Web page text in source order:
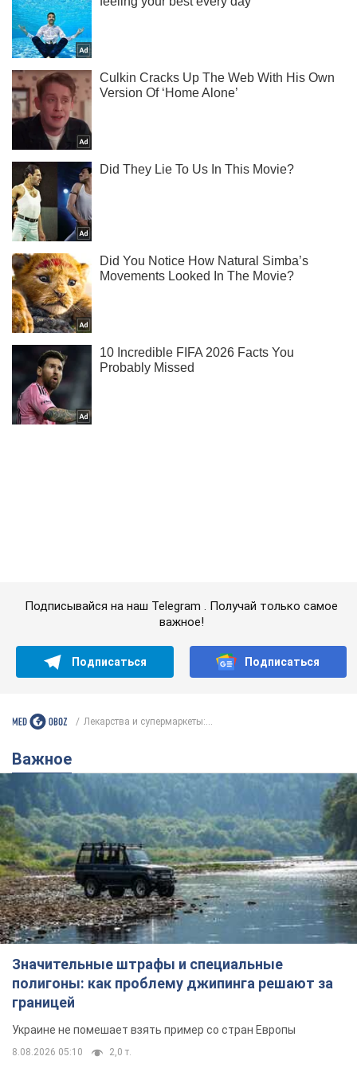
Важное
Значительные штрафы и специальные
полигоны: как проблему джипинга решают за
границей
Украине не помешает взять пример со стран Европы
8.08.2026 05:10 2,0 т.
В Прикарпатье после аномальной
жары прошел сильный ливень:
дороги превратились в реки. Видео
Непогода обрушилась на Ивано-Франковскую